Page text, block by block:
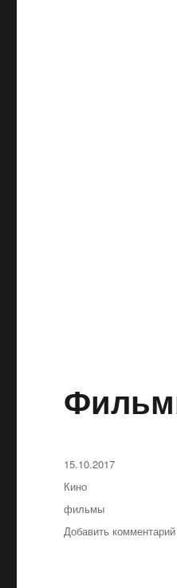
Опубликовано
15.10.2017
Рубрики
Кино
Метки
фильмы
Добавить комментарий